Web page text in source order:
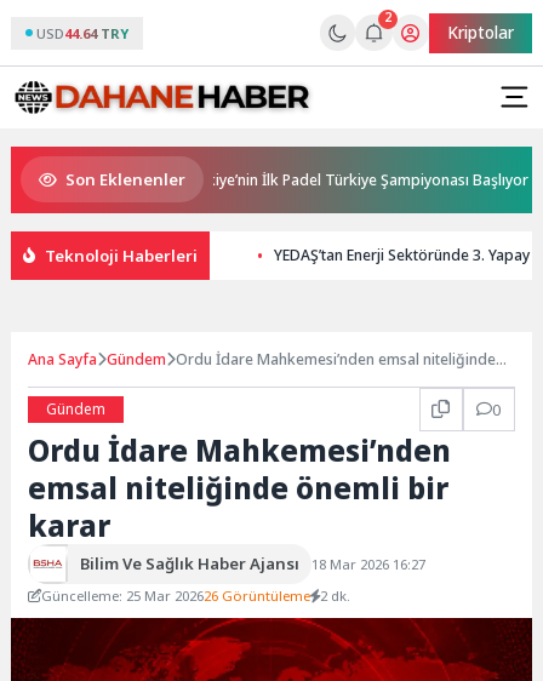
USD44.64 TRY
2
Kriptolar
Son Eklenenler
Sponsorluğunda Türkiye’nin İlk Padel Türkiye Şampiyonası Başlıyor
Teknoloji Haberleri YEDAŞ’tan Enerji Sektöründe 3. Yapay
Ana Sayfa Gündem Ordu İdare Mahkemesi’nden emsal niteliğinde
Gündem
0
Ordu İdare Mahkemesi’nden
emsal niteliğinde önemli bir
karar
Bilim Ve Sağlık Haber Ajansı
18 Mar 2026 16:27
Güncelleme: 25 Mar 202626 Görüntüleme 2 dk.